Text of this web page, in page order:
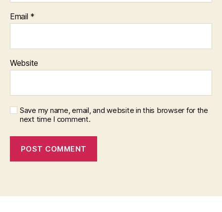
Email *
Website
Save my name, email, and website in this browser for the
next time I comment.